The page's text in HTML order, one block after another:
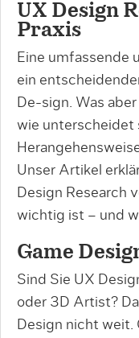
UX Design
Praxis
Eine umfassende
ein
De-sign. Was
wie unterscheidet
Unser Artikel
Design Research
wichtig ist – und
Game
Sind Sie UX
oder 3D Artist?
Design nicht weit.